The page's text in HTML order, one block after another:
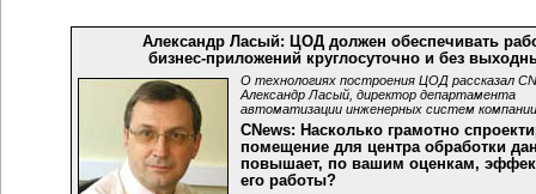
Александр Ласый: ЦОД должен обеспечивать
бизнес-приложений круглосуточно и без
О технологиях построения ЦОД рассказал
Александр Ласый, директор департамента
автоматизации инженерных систем
CNews: Насколько грамотно
помещение для центра обработки
повышает, по вашим оценкам,
его работы?